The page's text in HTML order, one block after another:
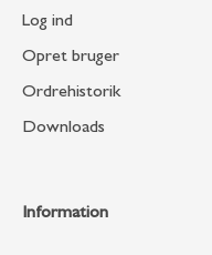
Log ind
Opret bruger
Ordrehistorik
Downloads
Information